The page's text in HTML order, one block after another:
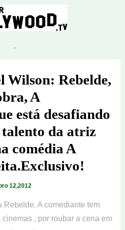
Wilson: Rebelde,
A
está desafiando
da atriz
comédia A
12,2012
Rebelde. A comediante tem
, por roubar a cena em